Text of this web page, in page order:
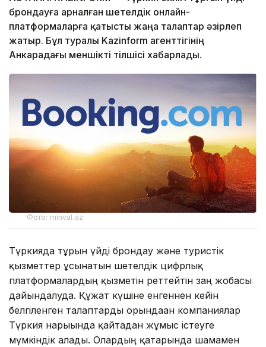
брондауға арналған шетелдік онлайн-
платформаларға қатысты жаңа талаптар әзірлеп
жатыр. Бұл туралы Kazinform агенттігінің
Анкарадағы меншікті тілшісі хабарлады.
Фото: minval.az
Түркияда тұрғын үйді брондау және туристік
қызметтер ұсынатын шетелдік цифрлық
платформалардың қызметін реттейтін заң жобасы
дайындалуда. Құжат күшіне енгеннен кейін
белгіленген талаптарды орындаған компаниялар
Түркия нарығында қайтадан жұмыс істеуге
мүмкіндік алады. Олардың қатарында шамамен